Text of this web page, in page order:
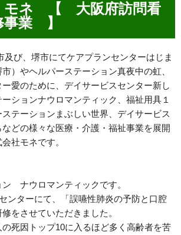
ネ 【 大阪府訪問看
事業 】
及び、堺市にてケアプランセンターはじま
）やヘルパーステーション真夜中の虹、
愛のために、デイサービスセンター新し
ションナウロマンティック、福祉用具１
テーションまぶしい世界、デイサービス
どの様々な医療・介護・福祉事業を展開
会社モネです。
ナウロマンティックです。
ンターにて、「誤嚥性肺炎の予防と口腔
をさせていただきました。
死因トップ10に入るほど多く高齢者を苦